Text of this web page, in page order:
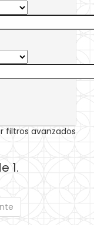
filtros avanzados
1.